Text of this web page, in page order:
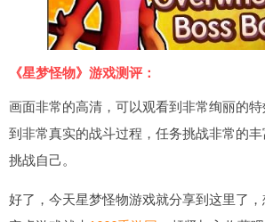
《星梦怪物》游戏测评：
画面非常的高清，可以观看到非常绚丽的
到非常真实的战斗过程，任务挑战非常的
挑战自己。
好了，今天星梦怪物游戏就分享到这里了